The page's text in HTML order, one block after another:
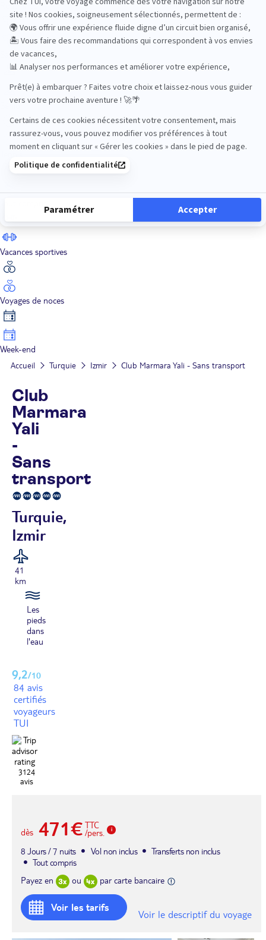
Road Trips
Safari
Sénior
Vacances sportives
Voyages de noces
Week-end
Accueil Turquie Izmir Club Marmara Yali - Sans transport
Club
Marmara
Yali
-
Sans
transport
Turquie,
Izmir
41
km
Les
pieds
dans
l'eau
9,2/10
84 avis
certifiés
voyageurs
TUI
3124
avis
dès 471€ TTC
/pers.
8 Jours / 7 nuits
Vol non inclus
Transferts non inclus
Tout compris
Payez en
ou par carte bancaire
Voir les tarifs
Voir le descriptif du voyage